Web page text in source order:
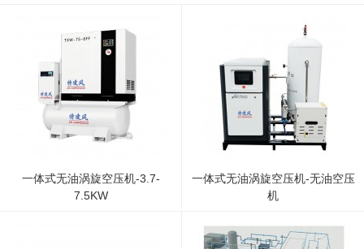
一体式无油涡旋空压机-3.7-
7.5KW
一体式无油涡旋空压机-无油空压
机